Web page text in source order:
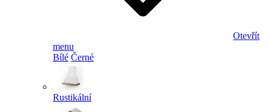
Otevřít
menu
Bílé Černé
Rustikální